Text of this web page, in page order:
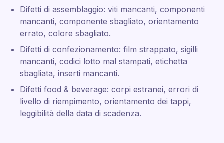
Difetti di assemblaggio: viti mancanti, componenti
mancanti, componente sbagliato, orientamento
errato, colore sbagliato.
Difetti di confezionamento: film strappato, sigilli
mancanti, codici lotto mal stampati, etichetta
sbagliata, inserti mancanti.
Difetti food & beverage: corpi estranei, errori di
livello di riempimento, orientamento dei tappi,
leggibilità della data di scadenza.